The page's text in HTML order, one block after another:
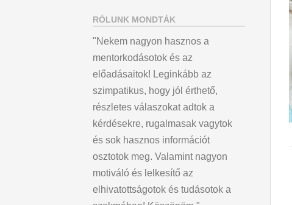
RÓLUNK MONDTÁK
"Nekem nagyon hasznos a
mentorkodásotok és az
előadásaitok! Leginkább az
szimpatikus, hogy jól érthető,
részletes válaszokat adtok a
kérdésekre, rugalmasak vagytok
és sok hasznos információt
osztotok meg. Valamint nagyon
motiváló és lelkesítő az
elhivatottságotok és tudásotok a